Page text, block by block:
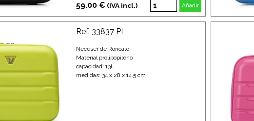
59.00 € (IVA incl.) Añadir
Ref. 33837 PI
Neceser de Roncato
Material prolipopileno
capacidad: 13L
medidas: 34 x 28 x 14.5 cm